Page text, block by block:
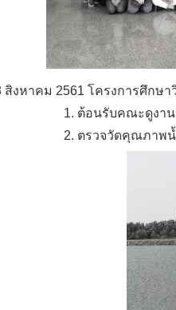
สิงหาคม 2561 โครงการศึกษ
1. ต้อนรับคณะดูงา
2. ตรวจวัดคุณภาพน้